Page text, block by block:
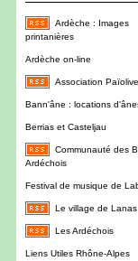
Ardèche : Images
printanières
Ardèche on-line
Association Païolive
Bann'âne : locations
Berrias et Casteljau
Communauté des
Ardéchois
Festival de musique de
Le village de Lanas
Les Ardéchois
Liens Utiles Rhône-Alpes